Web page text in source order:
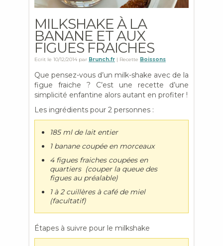
MILKSHAKE À LA
BANANE ET AUX
FIGUES FRAICHES
Ecrit le 10/12/2014 par Brunch.fr | Recette Boissons
Que pensez-vous d’un milk-shake avec de la
figue fraiche ? C’est une recette d’une
simplicité enfantine alors autant en profiter !
Les ingrédients pour 2 personnes :
185 ml de lait entier
1 banane coupée en morceaux
4 figues fraiches coupées en
quartiers (couper la queue des
figues au préalable)
1 à 2 cuillères à café de miel
(facultatif)
Étapes à suivre pour le milkshake